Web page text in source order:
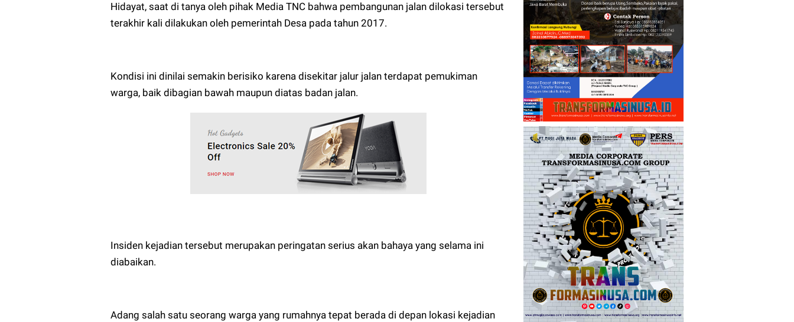
Hidayat, saat di tanya oleh pihak Media TNC bahwa pembangunan jalan dilokasi tersebut
terakhir kali dilakukan oleh pemerintah Desa pada tahun 2017.
Kondisi ini dinilai semakin berisiko karena disekitar jalur jalan terdapat pemukiman
warga, baik dibagian bawah maupun diatas badan jalan.
Insiden kejadian tersebut merupakan peringatan serius akan bahaya yang selama ini
diabaikan.
Adang salah satu seorang warga yang rumahnya tepat berada di depan lokasi kejadian